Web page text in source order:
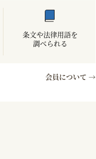
条文や法律用語を
調べられる
会員について →